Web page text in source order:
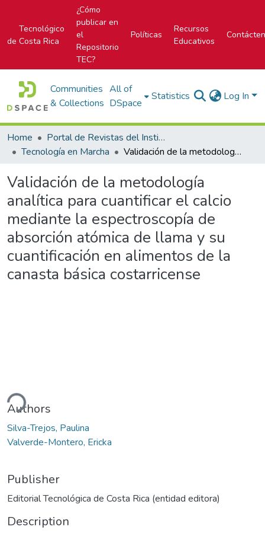
Tecnológico
de Costa Rica
¿Cómo
publicar en
el
Repositorio
TEC?
Políticas
Recursos
Educativos
Communities
& Collections
All of
DSpace
Statistics Log In
Home
Portal de Revistas del Instituto Tecnológico de Costa Rica
Tecnología en Marcha
Validación de la metodología analítica para cuantificar el calcio mediante la espectroscopía de absorción atómica de llama y su cuantificación en alimentos de la canasta básica costarricense
Validación de la metodología
analítica para cuantificar el calcio
mediante la espectroscopía de
absorción atómica de llama y su
cuantificación en alimentos de la
canasta básica costarricense
Authors
Silva-Trejos, Paulina
Valverde-Montero, Ericka
Publisher
Editorial Tecnológica de Costa Rica (entidad editora)
Description